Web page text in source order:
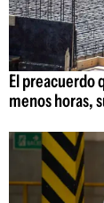
El preacuerdo
menos horas,